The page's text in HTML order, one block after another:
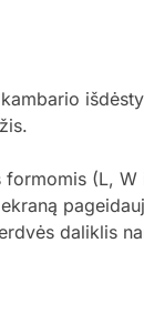
formomis (L, W
daliklis